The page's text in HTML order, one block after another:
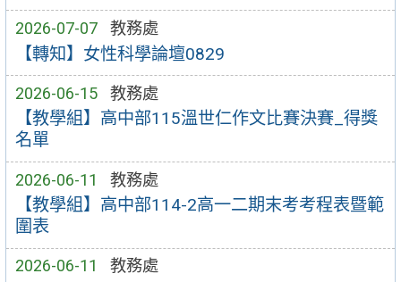
2026-07-07 教務處
【轉知】女性科學論壇0829
2026-06-15 教務處
【教學組】高中部115溫世仁作文比賽決賽_得獎
名單
2026-06-11 教務處
【教學組】高中部114-2高一二期末考考程表暨範
圍表
2026-06-11 教務處